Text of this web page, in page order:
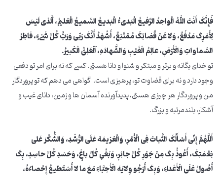
فَإِنَّکَ أَنْتَ اللَّهُ الْواحِدُ الرَّفیعُ الْبَدی‏ءُ الْبَدیعُ السَّمیعُ الْعَلیمُ، اَلَّذی لَیْسَ
لِأَمْرِکَ مَدْفَعٌ، وَلا عَنْ قَضائِکَ مُمْتَنِعٌ، أَشْهَدُ أَنَّکَ رَبّی وَرَبُّ کُلِّ شَیْ‏ءٍ، فاطِرُ
السَّماواتِ وَالْأَرْضِ، عالِمُ الْغَیْبِ وَالشَّهادَهِ، اَلْعَلِیُّ الْکَبیرُ.
تو خدای یگانه و برتر و مبتکر و شنوا و دانا هستی. کسی که نه برای امر تو دفعی
وجود دارد و نه برای قضاوت تو، پرهیزی است. گواهی می دهم که تو پروردگار
من و پروردگار هر چیزی هستی، پدیدآورنده آسمان ها و زمین، دانای غیب و
آشکار، بلندمرتبه و بزرگ.
أَللَّهُمَّ إِنّی أَسْأَلُکَ الثَّباتَ فِی الْأَمْرِ، وَالْعَزیمَهَ عَلَی الرُّشْدِ، وَالشُّکْرَ عَلی
نِعْمَتِکَ، أَعُوذُ بِکَ مِنْ جَوْرِ کُلِّ جائِرٍ، وَبَغْیِ کُلِّ باغٍ، وَحَسَدِ کُلِّ حاسِدٍ، بِکَ
أَصُولُ عَلَی الْأَعْداءِ، وَبِکَ أَرْجُو وِلایَهَ الْأَحِبَّاءِ مَعَ ما لا أَسْتَطیعُ إِحْصاءَهُ،